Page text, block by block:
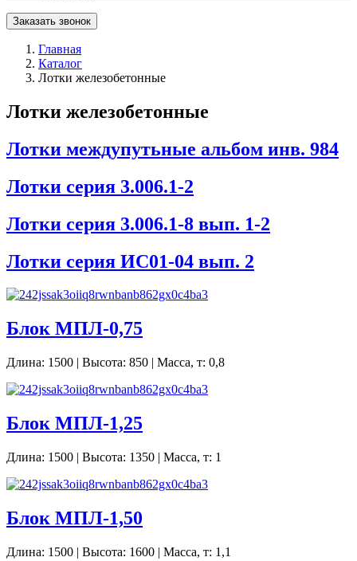
Заказать звонок
Главная
Каталог
Лотки железобетонные
Лотки железобетонные
Лотки междупутьные альбом инв. 984
Лотки серия 3.006.1-2
Лотки серия 3.006.1-8 вып. 1-2
Лотки серия ИС01-04 вып. 2
Блок МПЛ-0,75
Длина: 1500 | Высота: 850 | Масса, т: 0,8
Блок МПЛ-1,25
Длина: 1500 | Высота: 1350 | Масса, т: 1
Блок МПЛ-1,50
Длина: 1500 | Высота: 1600 | Масса, т: 1,1